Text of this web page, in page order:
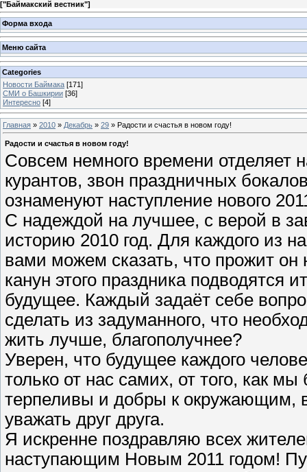
["Баймакский вестник"]
Форма входа
Меню сайта
Categories
Новости Баймака [171]
СМИ о Башкирии [36]
Интересно [4]
Главная » 2010 » Декабрь » 29 » Радости и счастья в новом году!
Радости и счастья в новом году!
Совсем немного времени отделяет
курантов, звон праздничных
ознаменуют наступление нового
С надеждой на лучшее, с верой в
историю 2010 год. Для каждого из
вами можем сказать, что прожит
канун этого праздника подводятся
будущее. Каждый задаёт себе
сделать из задуманного, что
жить лучше, благополучнее?
Уверен, что будущее каждого
только от нас самих, от того, как
терпеливы и добры к окружающим,
уважать друг друга.
Я искренне поздравляю всех
наступающим Новым 2011 годом!